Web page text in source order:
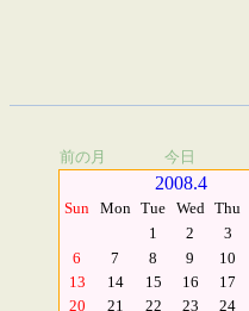
前の月 今日
2008.4
Sun Mon Tue Wed Thu
1
2 3
6
7 8 9 10
13
14 15 16 17
20
21 22 23 24